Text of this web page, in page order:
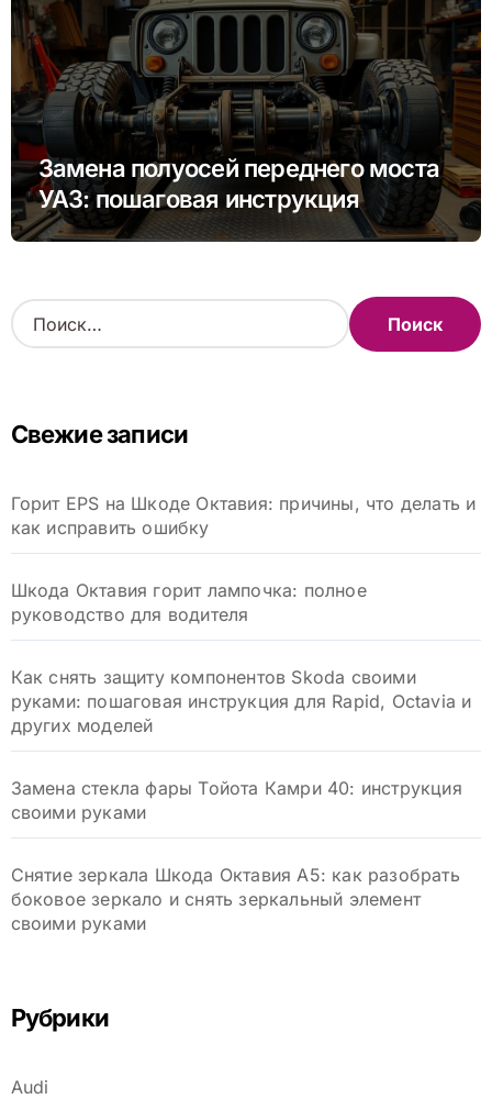
Замена полуосей переднего моста
УАЗ: пошаговая инструкция
Н
а
:Свежие записи
Горит EPS на Шкоде Октавия: причины, что делать и
как исправить ошибку
Шкода Октавия горит лампочка: полное
руководство для водителя
Как снять защиту компонентов Skoda своими
руками: пошаговая инструкция для Rapid, Octavia и
других моделей
Замена стекла фары Тойота Камри 40: инструкция
своими руками
Снятие зеркала Шкода Октавия А5: как разобрать
боковое зеркало и снять зеркальный элемент
своими руками
Рубрики
Audi